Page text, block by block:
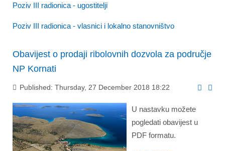
Poziv III radionica - ugostitelji
Poziv III radionica - vlasnici i lokalno stanovništvo
Obavijest o prodaji ribolovnih dozvola za područje
NP Kornati
Published: Thursday, 27 December 2018 18:22
U nastavku možete
pogledati obavijest u
PDF formatu.